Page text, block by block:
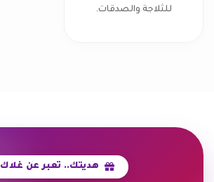
للثلاجة والصدقات.
هديتك.. تعبر عن غلاك